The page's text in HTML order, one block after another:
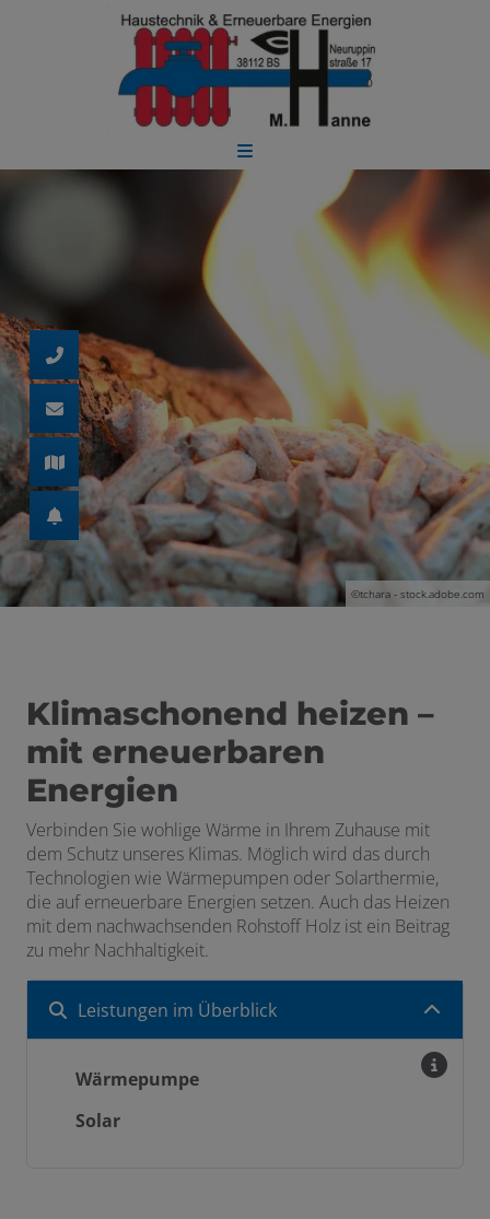
©tchara - stock.adobe.com
Klimaschonend heizen –
mit erneuerbaren
Energien
Verbinden Sie wohlige Wärme in Ihrem Zuhause mit
dem Schutz unseres Klimas. Möglich wird das durch
Technologien wie Wärmepumpen oder Solarthermie,
die auf erneuerbare Energien setzen. Auch das Heizen
mit dem nachwachsenden Rohstoff Holz ist ein Beitrag
zu mehr Nachhaltigkeit.
Leistungen im Überblick
Wärmepumpe
Solar
und schließen
öffnen und schließen